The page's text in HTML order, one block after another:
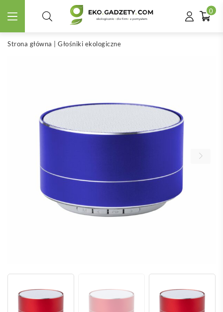
0
Strona główna Głośniki ekologiczne